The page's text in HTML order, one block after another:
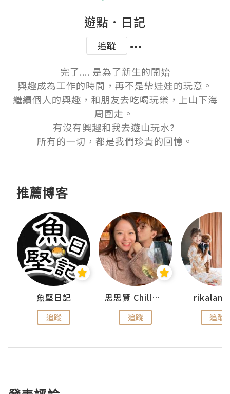
遊點．日記
追蹤
完了.... 是為了新生的開始
興趣成為工作的時間，再不是柴娃娃的玩意。
繼續個人的興趣，和朋友去吃喝玩樂，上山下海
周圍走。
有沒有興趣和我去遊山玩水?
所有的一切，都是我們珍貴的回憶。
推薦博客
魚堅日記
追蹤
思思賢 ChillMyBabe
追蹤 追蹤